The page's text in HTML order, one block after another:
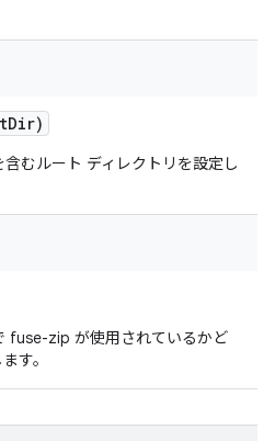
Dir)
むルート ディレクトリを設定し
fuse-zip が使用されているかど
す。